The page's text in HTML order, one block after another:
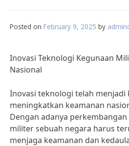
Posted on February 9, 2025 by
Inovasi Teknologi Kegunaan
Nasional
Inovasi teknologi telah menjadi
meningkatkan keamanan
Dengan adanya
militer sebuah negara harus
menjaga keamanan dan